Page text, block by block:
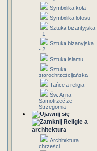
Symbolika koła
Symbolika lotosu
Sztuka bizantyjska
- 1
Sztuka bizanyjska
- 2
Sztuka islamu
Sztuka
starochrześcijańska
Tańce a religia
Św. Anna
Samotrzeć ze
Strzegomia
Religie a
architektura
Architektura
chrześci.